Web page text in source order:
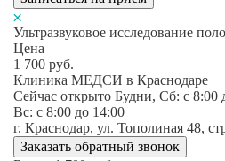
Ультразвуковое исследование
Цена
1 700 руб.
Клиника МЕДСИ в Краснодаре
Сейчас открыто Будни, Сб: c 8:00
Вс: c 8:00 до 14:00
г. Краснодар, ул. Тополиная 48,
Заказать обратный звонок